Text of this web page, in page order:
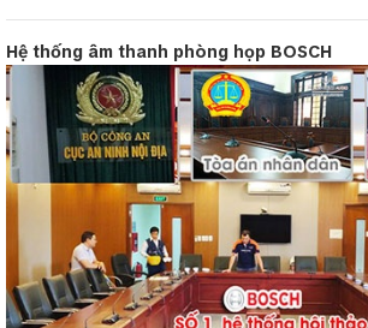
Hệ thống âm thanh phòng họp BOSCH